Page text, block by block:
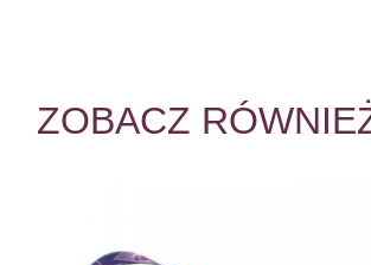
ZOBACZ